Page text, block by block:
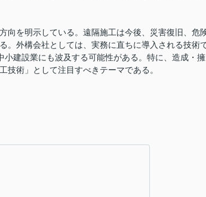
を明示している。遠隔施工は今後、災害復旧、危
。外構会社としては、実務に直ちに導入される技術
建設業にも波及する可能性がある。特に、造成・擁
術」として注目すべきテーマである。